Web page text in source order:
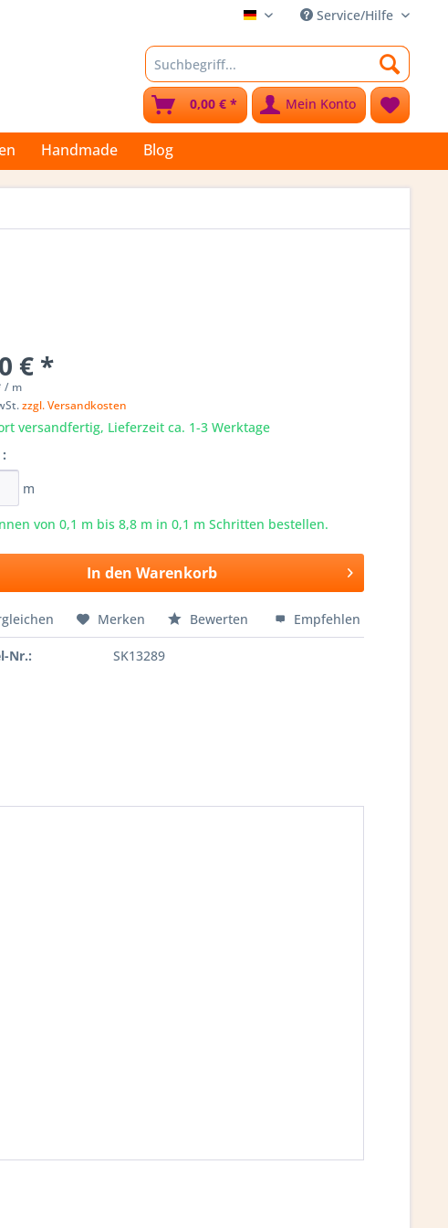
Stoffkleks Service/Hilfe
Mein Konto
0,00 € *
Handmade Blog
€ *
/ m
zzgl. Versandkosten
versandfertig, Lieferzeit ca. 1-3 Werktage
m
von 0,1 m bis8,8 m in 0,1 m Schritten bestellen.
In den Warenkorb
Merken Bewerten Empfehlen
Nr.: SK13289